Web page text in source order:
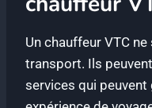
Un chauffeur VTC
transport. Ils
services qui